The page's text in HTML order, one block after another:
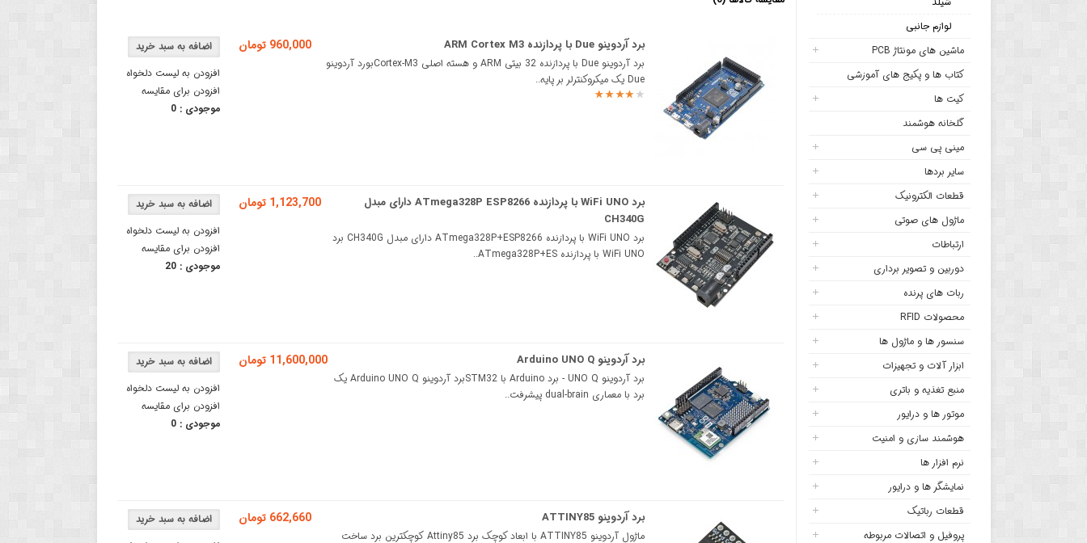
لوازم جانبی
ماشین های مونتاژ PCB
کتاب ها و پکیج های آموزشی
کیت ها
گلخانه هوشمند
مینی پی سی
سایر بردها
قطعات الکترونیک
ماژول های صوتی
ارتباطات
دوربین و تصویر برداری
ربات های پرنده
محصولات RFID
سنسور ها و ماژول ها
ابزار آلات و تجهیزات
منبع تغذیه و باتری
موتور ها و درایور
هوشمند سازی و امنیت
نرم افزار ها
نمایشگر ها و درایور
قطعات رباتیک
پروفیل و اتصالات مربوطه
افزودن به لیست دلخواه
افزودن برای مقایسه
موجودی :0
960,000 تومان برد آردوینو Due با پردازنده ARM Cortex M3
برد آردوینو Due با پردازنده 32 بیتی ARM و هسته اصلی Cortex-M3بورد آردوینو
Due یک میکروکنترلر بر پایه..
افزودن به لیست دلخواه
افزودن برای مقایسه
موجودی :20
1,123,700 تومان
برد WiFi UNO با پردازنده ATmega328P ESP8266 دارای مبدل
CH340G
برد WiFi UNO با پردازنده ATmega328P+ESP8266 دارای مبدل CH340G برد
WiFi UNO با پردازنده ATmega328P+ES..
افزودن به لیست دلخواه
افزودن برای مقایسه
موجودی :0
11,600,000 تومان برد آردوینو Arduino UNO Q
برد آردوینو UNO Q - برد Arduino با STM32برد آردوینو Arduino UNO Q یک
برد با معماری dual-brain پیشرفت..
662,660 تومان برد آردوینو ATTINY85
ماژول آردوینو ATTINY85 با ابعاد کوچک برد Attiny85 کوچکترین برد ساخت